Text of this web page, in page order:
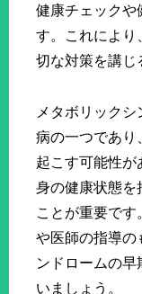
健康チェックや
す。これにより
切な対策を講じ
メタボリック
病の一つであり
起こす可能性が
身の健康状態を
ことが重要です
や医師の指導の
ンドロームの
いましょう。